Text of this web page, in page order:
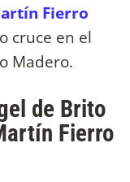
Fierro
cruce en el
Madero.
de Brito
Fierro